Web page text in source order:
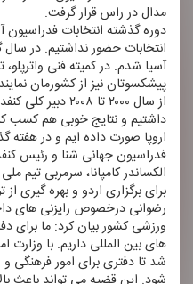
مدال در راس قرار گرفت.
دوره گذشته انتخابات فدراسیون
انتخابات حضور نداشتیم. در
آسیا شدم. در كمیته فنی
پیشكسوتان نیز از كشورمان
از سال ۲۰۰۰ تا
داشتیم و نتایج خوبی هم كسب
اروپا صورت داده ایم و در هفته
فدراسیون جهانی شنا و رئیس
الكساندر كامپانا، سرمربی تیم
برای برگزاری اردو و بهره گیری
رضوانی درخصوص رایزنی های
ورزشی كشور بیان كرد: ما برای
های بین المللی داریم. با
شد تا دفتری برای امور فرهنگی